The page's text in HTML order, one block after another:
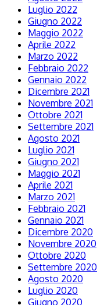
Luglio 2022
Giugno 2022
Maggio 2022
Aprile 2022
Marzo 2022
Febbraio 2022
Gennaio 2022
Dicembre 2021
Novembre 2021
Ottobre 2021
Settembre 2021
Agosto 2021
Luglio 2021
Giugno 2021
Maggio 2021
Aprile 2021
Marzo 2021
Febbraio 2021
Gennaio 2021
Dicembre 2020
Novembre 2020
Ottobre 2020
Settembre 2020
Agosto 2020
Luglio 2020
Giugno 2020